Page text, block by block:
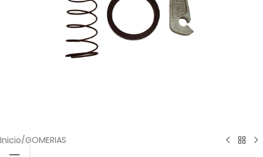
Inicio/GOMERIAS